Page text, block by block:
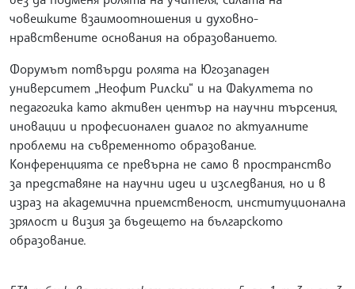
човешките взаимоотношения и духовно-
нравствените основания на образованието.
Форумът потвърди ролята на Югозападен
университет „Неофит Рилски“ и на Факултета по
педагогика като активен център на научни търсения,
иновации и професионален диалог по актуалните
проблеми на съвременното образование.
Конференцията се превърна не само в пространство
за представяне на научни идеи и изследвания, но и в
израз на академична приемственост, институционална
зрялост и визия за бъдещето на българското
образование.